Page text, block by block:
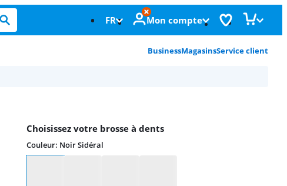
FR Mon compte
BusinessMagasinsService client
Choisissez votre brosse à dents
Couleur: Noir Sidéral